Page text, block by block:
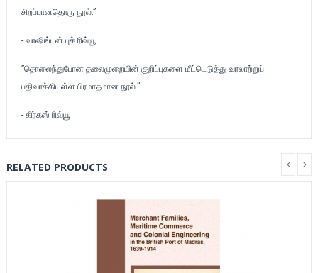
சிறப்பானதொரு நூல்.”
- வாஷிங்டன் புக் ரிவ்யூ
”தொலைந்துபோன தலைமுறையின் குறிப்புகளை மீட்டெடுத்து வரலாற்றுப்
பதிவாக்கியுள்ள பிரமாதமான நூல்.”
- கிர்கஸ் ரிவ்யூ
RELATED PRODUCTS